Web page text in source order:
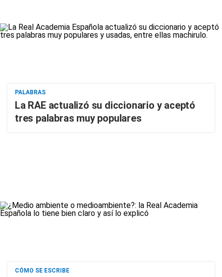
PALABRAS
La RAE actualizó su diccionario y aceptó
tres palabras muy populares
CÓMO SE ESCRIBE